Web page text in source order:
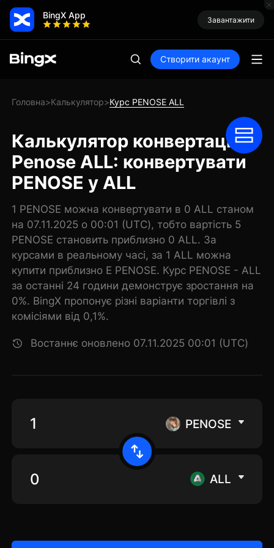
BingX App Завантажити
Створити акаунт
Головна>Калькулятор>Курс PENOSE ALL
Калькулятор конвертації
Penose ALL: конвертувати
PENOSE у ALL
1 PENOSE можна конвертувати в 0 ALL станом
на 07.11.2025 о 00:01 (UTC), тобто вартість 5
PENOSE становить приблизно 0 ALL. За
курсами в реальному часі, за 1 ALL можна
купити приблизно E PENOSE. Курс PENOSE - ALL
за останні 24 години демонструє зростання на
0%. BingX пропонує різні варіанти торгівлі з
комісіями від 0,1%.
Востаннє оновлено 07.11.2025 00:01 (UTC)
PENOSE
ALL